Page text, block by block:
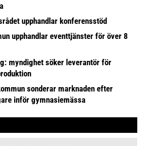
upphandlar konferensstöd
upphandlar eventtjänster för över 8
myndighet söker leverantör för
sonderar marknaden efter
inför gymnasiemässa